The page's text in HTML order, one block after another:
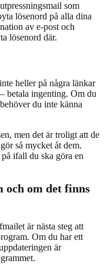
som
lösenord på alla dina
av e-post och
lösenord där.
heller på några länkar
betala ingenting. Om du
du inte känna
men det är troligt att de
så mycket åt dem.
ifall du ska göra en
om det finns
är nästa steg att
Om du har ett
är